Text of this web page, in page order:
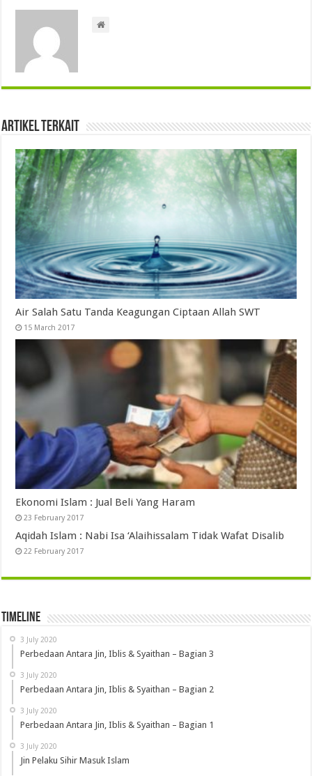
Artikel Terkait
Air Salah Satu Tanda Keagungan Ciptaan Allah SWT
15 March 2017
Ekonomi Islam : Jual Beli Yang Haram
23 February 2017
Aqidah Islam : Nabi Isa ‘Alaihissalam Tidak Wafat Disalib
22 February 2017
Timeline
3 July 2020
Perbedaan Antara Jin, Iblis & Syaithan – Bagian 3
3 July 2020
Perbedaan Antara Jin, Iblis & Syaithan – Bagian 2
3 July 2020
Perbedaan Antara Jin, Iblis & Syaithan – Bagian 1
3 July 2020
Jin Pelaku Sihir Masuk Islam